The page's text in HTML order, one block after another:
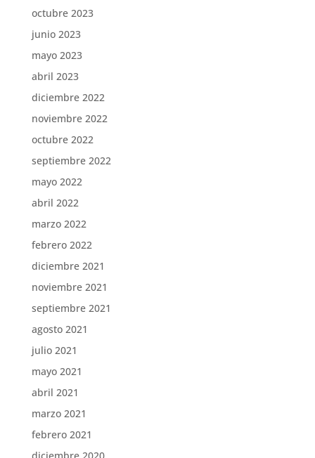
octubre 2023
junio 2023
mayo 2023
abril 2023
diciembre 2022
noviembre 2022
octubre 2022
septiembre 2022
mayo 2022
abril 2022
marzo 2022
febrero 2022
diciembre 2021
noviembre 2021
septiembre 2021
agosto 2021
julio 2021
mayo 2021
abril 2021
marzo 2021
febrero 2021